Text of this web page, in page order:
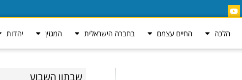
הלכה החיים עצמם בחברה הישראלית המגזין יהדות
שבתון השבוע